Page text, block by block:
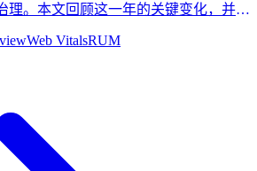
理。本文回顾这一年的关键变化，并总
Web VitalsRUM